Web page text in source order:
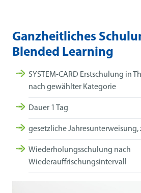
Ganzheitliches
Blended Learning
SYSTEM-CARD Erstschulung in
nach gewählter Kategorie
Dauer 1 Tag
gesetzliche Jahresunterweisung,
Wiederholungsschulung nach
Wiederauffrischungsintervall